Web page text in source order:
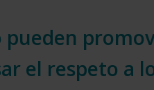
pueden
el respeto a